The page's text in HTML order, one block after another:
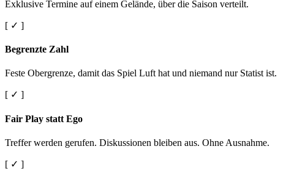
Exklusive Termine auf einem Gelände, über die Saison verteilt.
[ ✓ ]
Begrenzte Zahl
Feste Obergrenze, damit das Spiel Luft hat und niemand nur Statist ist.
[ ✓ ]
Fair Play statt Ego
Treffer werden gerufen. Diskussionen bleiben aus. Ohne Ausnahme.
[ ✓ ]